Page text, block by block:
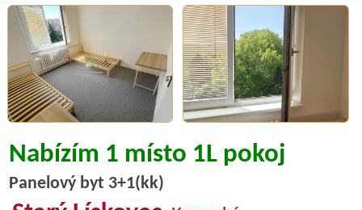
Nabízím 1 místo 1L pokoj
Panelový byt 3+1(kk)